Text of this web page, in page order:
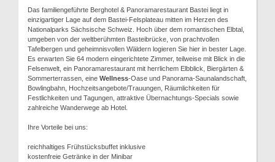
Das familiengeführte Berghotel & Panoramarestaurant Bastei liegt in
einzigartiger Lage auf dem Bastei-Felsplateau mitten im Herzen des
Nationalparks Sächsische Schweiz. Hoch über dem romantischen Elbtal,
umgeben von der weltberühmten Basteibrücke, von prachtvollen
Tafelbergen und geheimnisvollen Wäldern logieren Sie hier in bester Lage.
Es erwarten Sie 64 modern eingerichtete Zimmer, teilweise mit Blick in die
Felsenwelt, ein Panoramarestaurant mit herrlichem Elbblick, Biergärten &
Sommerterrassen, eine Wellness-Oase und Panorama-Saunalandschaft,
Bowlingbahn, Hochzeitsangebote/Trauungen, Räumlichkeiten für
Festlichkeiten und Tagungen, attraktive Übernachtungs-Specials sowie
zahlreiche Wanderwege ab Hotel.
Ihre Vorteile bei uns:
reichhaltiges Frühstücksbuffet inklusive
kostenfreie Getränke in der Minibar